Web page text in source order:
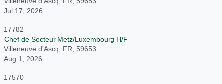
Jul 17, 2026
17782
Chef de Secteur Metz/Luxembourg H/F
Villeneuve d'Ascq, FR, 59653
Aug 1, 2026
17570